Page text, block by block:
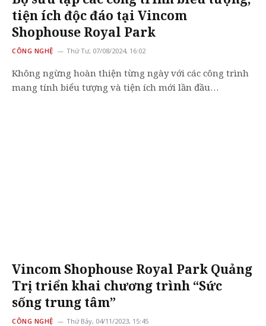
tiện ích độc đáo tại Vincom
Shophouse Royal Park
CÔNG NGHỆ Thứ Tư, 07/08/2024, 16:02
Không ngừng hoàn thiện từng ngày với các công trình
mang tính biểu tượng và tiện ích mới lần đầu…
Vincom Shophouse Royal Park Quảng
Trị triển khai chương trình “Sức
sống trung tâm”
CÔNG NGHỆ Thứ Bảy, 04/11/2023, 15:45